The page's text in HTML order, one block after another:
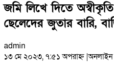
জমি লিখে দিতে
ছেলেদের জুতার বারি,
admin
১৩ মে ২০২৩, ৭:৫১ অপরাহ্ন|অনলাইন